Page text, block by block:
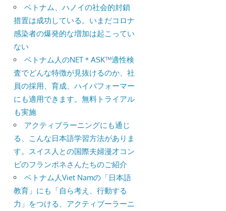
ベトナム、ハノイの社会的封鎖
措置は成功している。いまだコロナ
感染者の爆発的な増加は起こってい
ない
ベトナム人のNET＊ASK™適性検
査でどんな特徴が見抜けるのか、社
員の採用、育成、ハイパフォーマー
にも適用できます。無料トライアル
も実施
アクティブラーニングにも通じ
る、こんな日本語学習方法がありま
す。スイス人との国際夫婦漫才コン
ビのフランポネさんたちのご紹介
ベトナム人Viet Namの「日本語
教育」にも「自ら考え、行動する
力」をつける、アクティブーラーニ